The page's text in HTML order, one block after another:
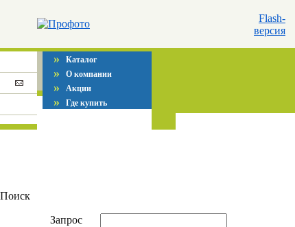
Flash-
версия
» Каталог
» О компании
» Акции
» Где купить
Поиск
Запрос